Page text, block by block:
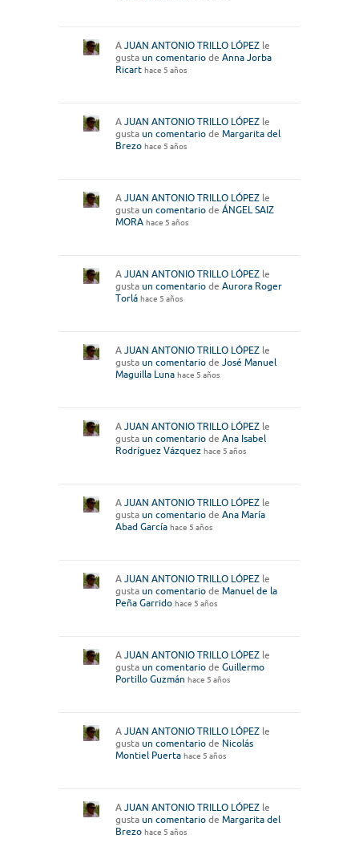
A JUAN ANTONIO TRILLO LÓPEZ le
gusta un comentario de Anna Jorba
Ricart hace 5 años
A JUAN ANTONIO TRILLO LÓPEZ le
gusta un comentario de Margarita del
Brezo hace 5 años
A JUAN ANTONIO TRILLO LÓPEZ le
gusta un comentario de ÁNGEL SAIZ
MORA hace 5 años
A JUAN ANTONIO TRILLO LÓPEZ le
gusta un comentario de Aurora Roger
Torlá hace 5 años
A JUAN ANTONIO TRILLO LÓPEZ le
gusta un comentario de José Manuel
Maguilla Luna hace 5 años
A JUAN ANTONIO TRILLO LÓPEZ le
gusta un comentario de Ana Isabel
Rodríguez Vázquez hace 5 años
A JUAN ANTONIO TRILLO LÓPEZ le
gusta un comentario de Ana María
Abad García hace 5 años
A JUAN ANTONIO TRILLO LÓPEZ le
gusta un comentario de Manuel de la
Peña Garrido hace 5 años
A JUAN ANTONIO TRILLO LÓPEZ le
gusta un comentario de Guillermo
Portillo Guzmán hace 5 años
A JUAN ANTONIO TRILLO LÓPEZ le
gusta un comentario de Nicolás
Montiel Puerta hace 5 años
A JUAN ANTONIO TRILLO LÓPEZ le
gusta un comentario de Margarita del
Brezo hace 5 años